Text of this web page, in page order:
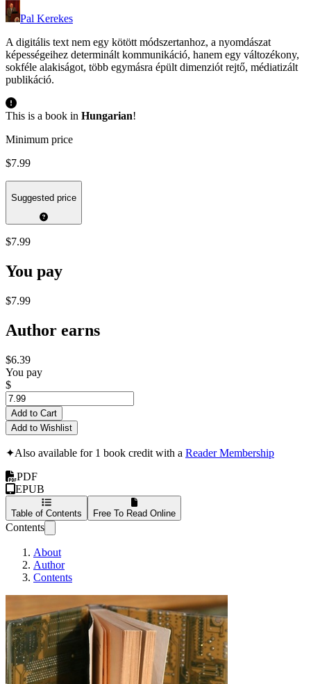
Pal Kerekes
A digitális text nem egy kötött módszertanhoz, a nyomdászat
képességeihez determinált kommunikáció, hanem egy változékony,
sokféle alakiságot, több egymásra épült dimenziót rejtő, médiatizált
publikáció.
This is a book in Hungarian!
Minimum price
$7.99
Suggested price
$7.99
You pay
$7.99
Author earns
$6.39
You pay
$
Add to Cart
Add to Wishlist
✦Also available for 1 book credit with a Reader Membership
PDF
EPUB
Table of Contents Free To Read Online
Contents
About
Author
Contents
Könyvtári e-book: